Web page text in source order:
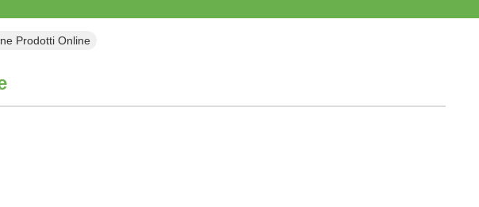
Prodotti Online